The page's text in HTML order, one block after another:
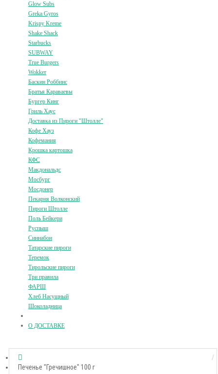
Glow Subs
Greka Gyros
Krispy Kreme
Shake Shack
Starbucks
SUBWAY
True Burgers
Wokker
Баскин Роббинс
Братья Караваевы
Бургер Кинг
Гриль Хаус
Доставка из Пироги "Штолле"
Кофе Хауз
Кофемания
Крошка картошка
КФС
Макдональдс
Мосбург
Мосдонер
Пекарня Волконский
Пироги Штолле
Поль Бейкери
Руспыш
Синнабон
Татарские пироги
Теремок
Тирольские пироги
Три правила
ФАРШ
Хлеб Насущный
Шоколадница
О ДОСТАВКЕ
Печенье "Гречишное" 100 г